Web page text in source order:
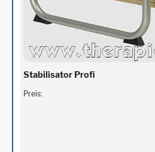
Stabilisator Profi
Preis: